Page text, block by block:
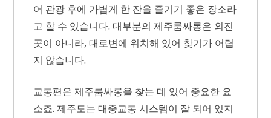
어 관광 후에 가볍게 한 잔을 즐기기 좋은 장소라
고 할 수 있습니다. 대부분의 제주룸싸롱은 외진
곳이 아니라, 대로변에 위치해 있어 찾기가 어렵
지 않습니다.
교통편은 제주룸싸롱을 찾는 데 있어 중요한 요
소죠. 제주도는 대중교통 시스템이 잘 되어 있지